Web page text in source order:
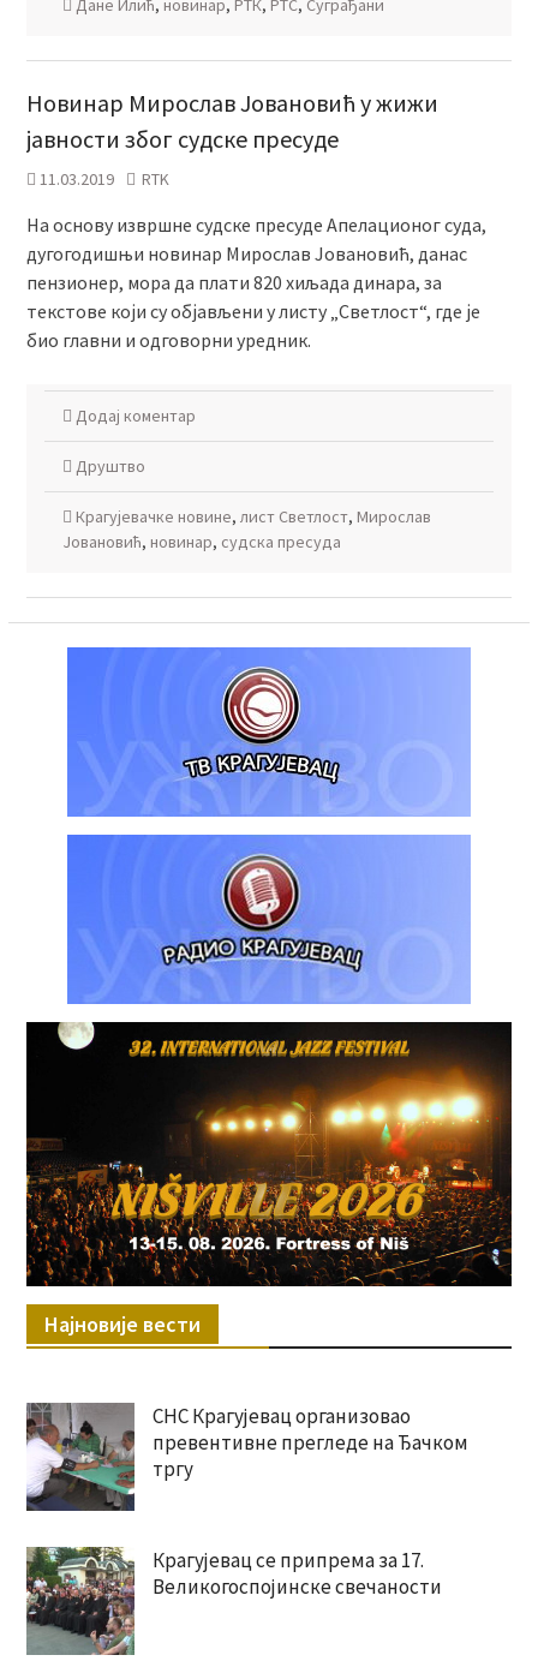
Дане Илић, новинар, РТК, РТС, Суграђани
Новинар Мирослав Јовановић у жижи
јавности због судске пресуде
11.03.2019 RTK
На основу извршне судске пресуде Апелационог суда,
дугогодишњи новинар Мирослав Јовановић, данас
пензионер, мора да плати 820 хиљада динара, за
текстове који су објављени у листу „Светлост“, где је
био главни и одговорни уредник.
Додај коментар
Друштво
Крагујевачке новине, лист Светлост, Мирослав
Јовановић, новинар, судска пресуда
Најновије вести
СНС Крагујевац организовао
превентивне прегледе на Ђачком
тргу
Крагујевац се припрема за 17.
Великогоспојинске свечаности